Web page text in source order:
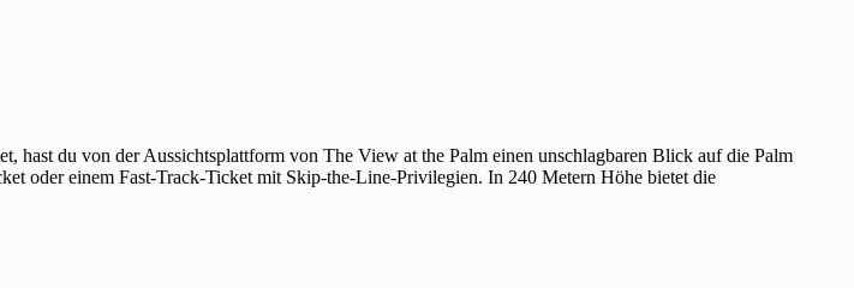
du von der Aussichtsplattform von The View at the Palm einen unschlagbaren Blick auf die Palm
oder einem Fast-Track-Ticket mit Skip-the-Line-Privilegien. In 240 Metern Höhe bietet die